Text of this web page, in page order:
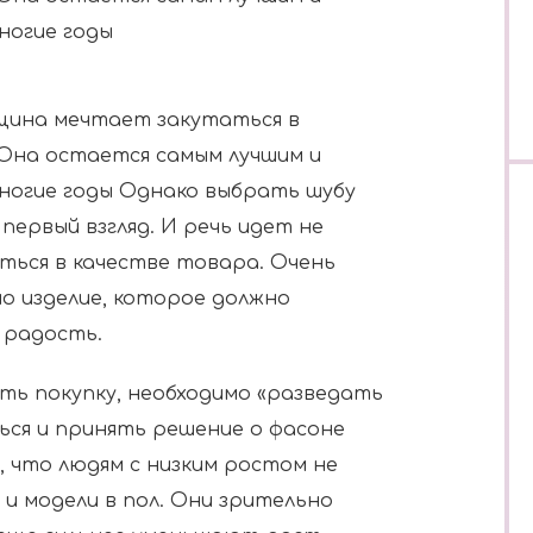
годы
мечтает закутаться в
остается самым лучшим и
годы Однако выбрать шубу
взгляд. И речь идет не
в качестве товара. Очень
изделие, которое должно
покупку, необходимо «разведать
и принять решение о фасоне
людям с низким ростом не
модели в пол. Они зрительно